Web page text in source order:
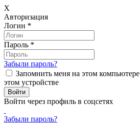
X
Авторизация
Логин *
Пароль *
Забыли пароль?
Запомнить меня на этом компьютере
этом устройстве
Войти через профиль в соцсетях
Забыли пароль?